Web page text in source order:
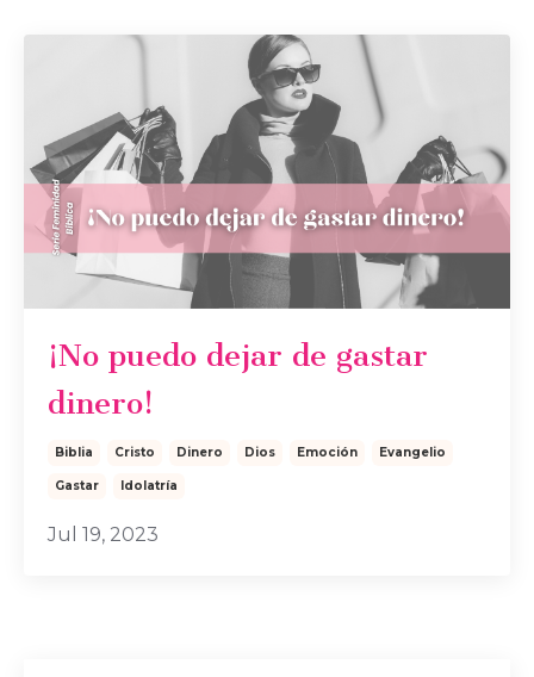
¡No puedo dejar de gastar
dinero!
Biblia Cristo Dinero Dios Emoción Evangelio
Gastar Idolatría
Jul 19, 2023